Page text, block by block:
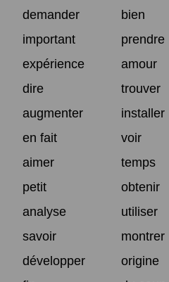
demander
bien
important
prendre
expérience
amour
dire
trouver
augmenter
installer
en fait
voir
aimer
temps
petit
obtenir
analyse
utiliser
savoir
montrer
développer
origine